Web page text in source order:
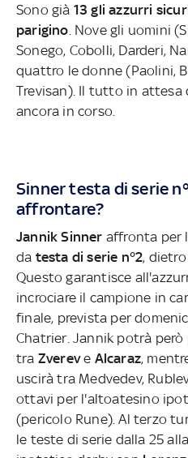
Sono già 13 gli azzurri
parigino . Nove gli uomini
Sonego, Cobolli, Darderi,
quattro le donne (Paolini,
Trevisan). Il tutto in attesa
ancora in corso.
Sinner testa di serie
affrontare?
Jannik Sinner affronta per
da testa di serie n°2,
Questo garantisce
incrociare il campione in
finale, prevista per
Chatrier. Jannik potrà
tra Zvereve Alcaraz,
uscirà tra Medvedev,
ottavi per l'altoatesino
(pericolo Rune). Al terzo
le teste di serie dalla 25